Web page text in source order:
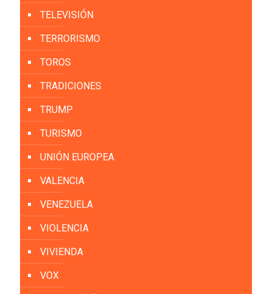
TELEVISIÓN
TERRORISMO
TOROS
TRADICIONES
TRUMP
TURISMO
UNIÓN EUROPEA
VALENCIA
VENEZUELA
VIOLENCIA
VIVIENDA
VOX